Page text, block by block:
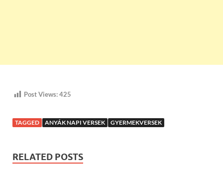
Post Views:425
TAGGED ANYÁK NAPI VERSEK GYERMEKVERSEK
RELATED POSTS